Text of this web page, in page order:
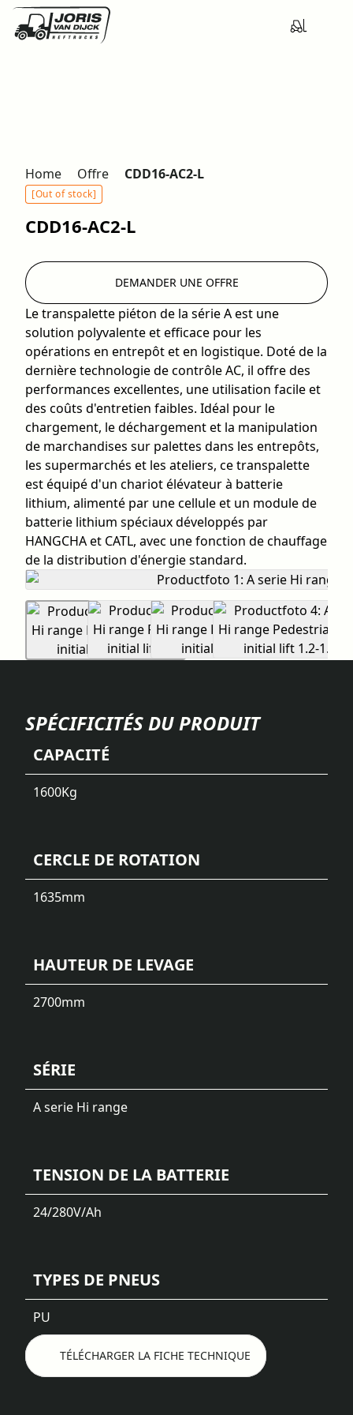
Home Offre CDD16-AC2-L
[Out of stock]
CDD16-AC2-L
Le transpalette piéton de la série A est une
solution polyvalente et efficace pour les
opérations en entrepôt et en logistique. Doté de la
dernière technologie de contrôle AC, il offre des
performances excellentes, une utilisation facile et
des coûts d'entretien faibles. Idéal pour le
chargement, le déchargement et la manipulation
de marchandises sur palettes dans les entrepôts,
les supermarchés et les ateliers, ce transpalette
est équipé d'un chariot élévateur à batterie
lithium, alimenté par une cellule et un module de
batterie lithium spéciaux développés par
HANGCHA et CATL, avec une fonction de chauffage
de la distribution d'énergie standard.
DEMANDER UNE OFFRE
SPÉCIFICITÉS DU PRODUIT
CAPACITÉ
1600Kg
CERCLE DE ROTATION
1635mm
HAUTEUR DE LEVAGE
2700mm
SÉRIE
A serie Hi range
TENSION DE LA BATTERIE
24/280V/Ah
TYPES DE PNEUS
PU
TÉLÉCHARGER LA FICHE TECHNIQUE